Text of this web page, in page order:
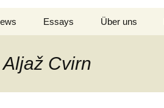
Essays Über uns
Cvirn